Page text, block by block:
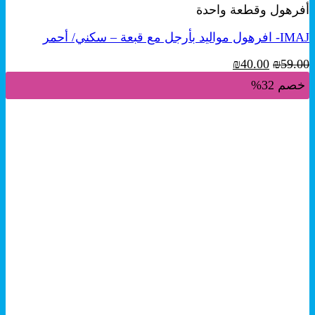
من
المختلفة
المنتج.
يمكن
اختيار
أفرهول وقطعة واحدة
IMAJ- افرهول مواليد بأرجل مع قبعة – سكني/ أحمر
₪59.00
السعر
الأصلي
هو:
₪40.00
خصم 32%